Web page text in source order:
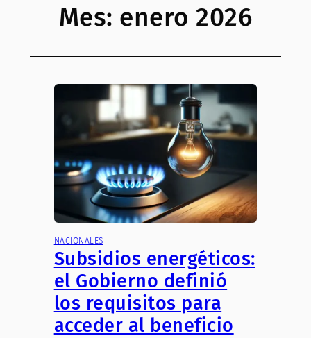
Mes: enero 2026
NACIONALES
Subsidios energéticos:
el Gobierno definió
los requisitos para
acceder al beneficio